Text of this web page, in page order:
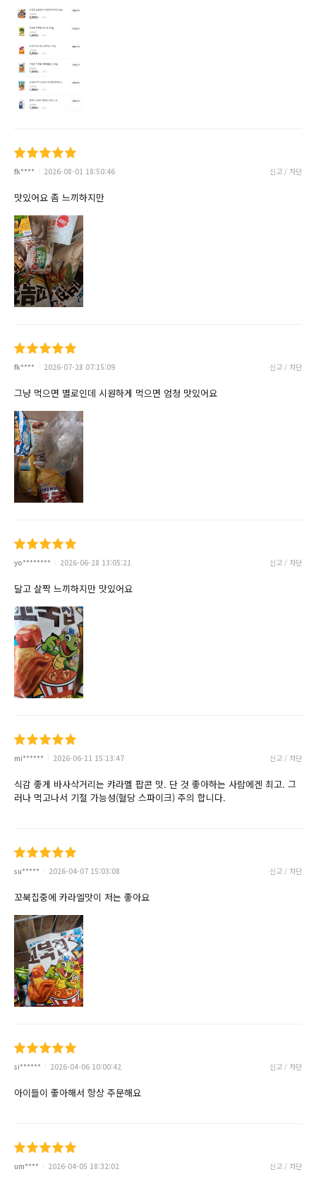
fk**** 2026-08-01 18:50:46 신고 / 차단
맛있어요 좀 느끼하지만
fk**** 2026-07-28 07:15:09 신고 / 차단
그냥 먹으면 별로인데 시원하게 먹으면 엄청 맛있어요
yo******** 2026-06-28 13:05:21 신고 / 차단
달고 살짝 느끼하지만 맛있어요
mi****** 2026-06-11 15:13:47 신고 / 차단
식감 좋게 바사삭거리는 캬라멜 팝콘 맛. 단 것 좋아하는 사람에겐 최고. 그
러나 먹고나서 기절 가능성(혈당 스파이크) 주의 합니다.
su***** 2026-04-07 15:03:08 신고 / 차단
꼬북칩중에 카라엘맛이 저는 좋아요
si****** 2026-04-06 10:00:42 신고 / 차단
아이들이 좋아해서 항상 주문해요
um**** 2026-04-05 18:32:02 신고 / 차단